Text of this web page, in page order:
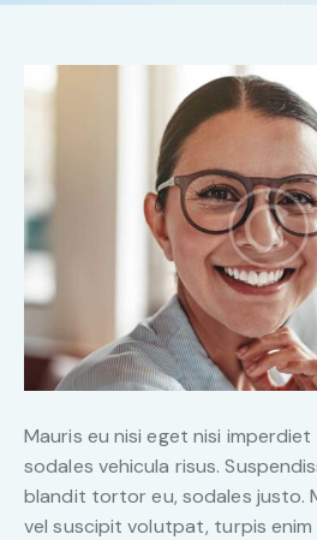
Mauris eu nisi eget nisi imperdiet
sodales vehicula risus.
blandit tortor eu, sodales justo.
vel suscipit volutpat, turpis